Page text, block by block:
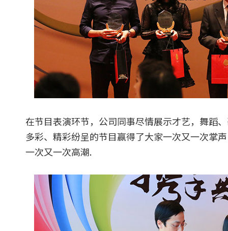
在节目表演环节，公司同事尽情展示才艺，舞蹈
多彩、精彩纷呈的节目赢得了大家一次又一次掌
一次又一次高潮.